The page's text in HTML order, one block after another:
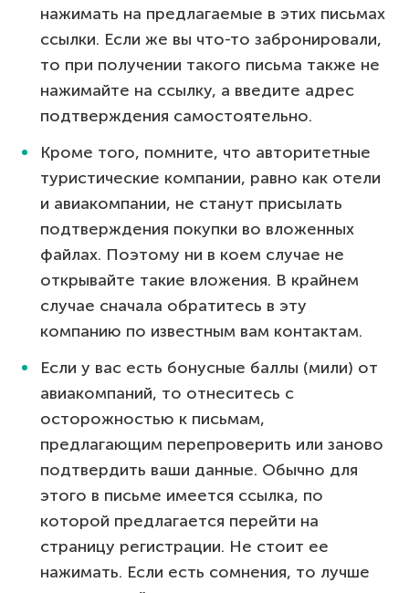
нажимать на предлагаемые в этих письмах
ссылки. Если же вы что-то забронировали,
то при получении такого письма также не
нажимайте на ссылку, а введите адрес
подтверждения самостоятельно.
Кроме того, помните, что авторитетные
туристические компании, равно как отели
и авиакомпании, не станут присылать
подтверждения покупки во вложенных
файлах. Поэтому ни в коем случае не
открывайте такие вложения. В крайнем
случае сначала обратитесь в эту
компанию по известным вам контактам.
Если у вас есть бонусные баллы (мили) от
авиакомпаний, то отнеситесь с
осторожностью к письмам,
предлагающим перепроверить или заново
подтвердить ваши данные. Обычно для
этого в письме имеется ссылка, по
которой предлагается перейти на
страницу регистрации. Не стоит ее
нажимать. Если есть сомнения, то лучше